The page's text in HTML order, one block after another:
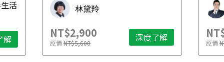
活
解
林黛羚
NT$2,900
原價NT$5,600 深度了解 原價